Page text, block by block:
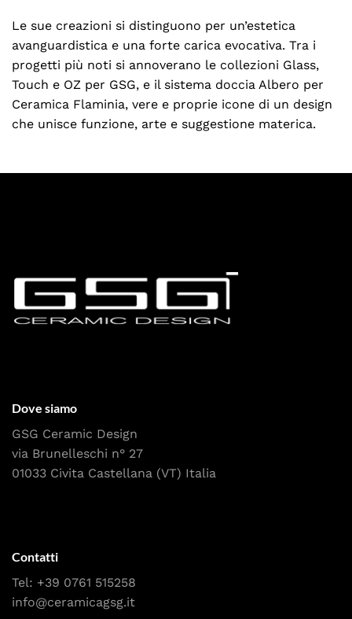
Le sue creazioni si distinguono per un’estetica
avanguardistica e una forte carica evocativa. Tra i
progetti più noti si annoverano le collezioni Glass,
Touch e OZ per GSG, e il sistema doccia Albero per
Ceramica Flaminia, vere e proprie icone di un design
che unisce funzione, arte e suggestione materica.
Dove siamo
GSG Ceramic Design
via Brunelleschi n° 27
01033 Civita Castellana (VT) Italia
Contatti
Tel: +39 0761 515258
info@ceramicagsg.it